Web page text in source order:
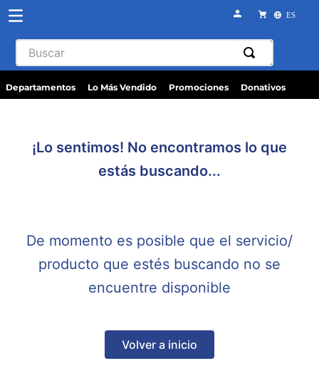
ES
Departamentos Lo Más Vendido Promociones Donativos
¡Lo sentimos! No encontramos lo que
estás buscando...
De momento es posible que el servicio/
producto que estés buscando no se
encuentre disponible
Volver a inicio